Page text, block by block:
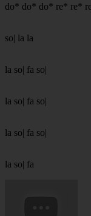
do* do* do* re* re*
so| la la
la so| fa so|
la so| fa so|
la so| fa so|
la so| fa